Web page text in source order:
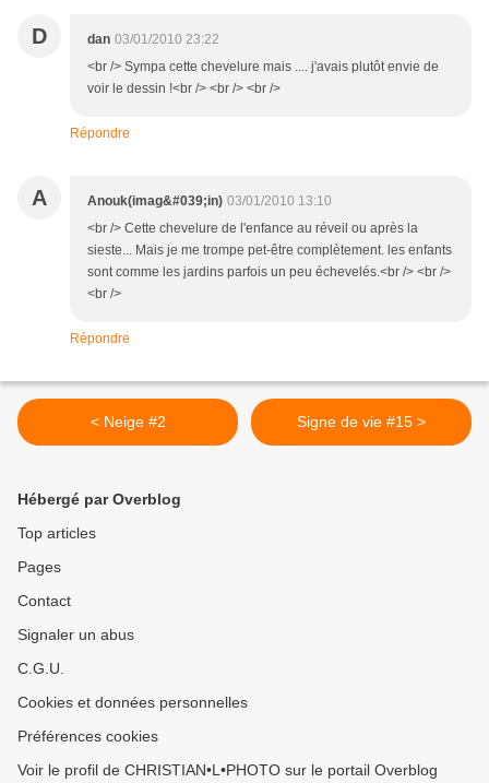
D dan 03/01/2010 23:22
<br /> Sympa cette chevelure mais .... j'avais plutôt envie de
voir le dessin !<br /> <br /> <br />
Répondre
A Anouk(imag&#039;in) 03/01/2010 13:10
<br /> Cette chevelure de l'enfance au réveil ou après la
sieste... Mais je me trompe pet-être complètement. les enfants
sont comme les jardins parfois un peu échevelés.<br /> <br />
<br />
Répondre
< Neige #2 Signe de vie #15 >
Hébergé par Overblog
Top articles
Pages
Contact
Signaler un abus
C.G.U.
Cookies et données personnelles
Préférences cookies
Voir le profil de CHRISTIAN•L•PHOTO sur le portail Overblog